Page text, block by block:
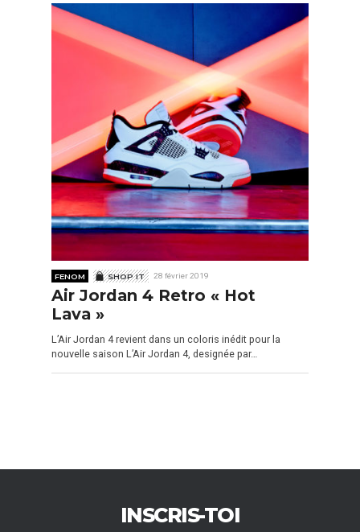
FENOM SHOP IT 28 février 2019
Air Jordan 4 Retro « Hot
Lava »
L’Air Jordan 4 revient dans un coloris inédit pour la
nouvelle saison L’Air Jordan 4, designée par…
INSCRIS-TOI